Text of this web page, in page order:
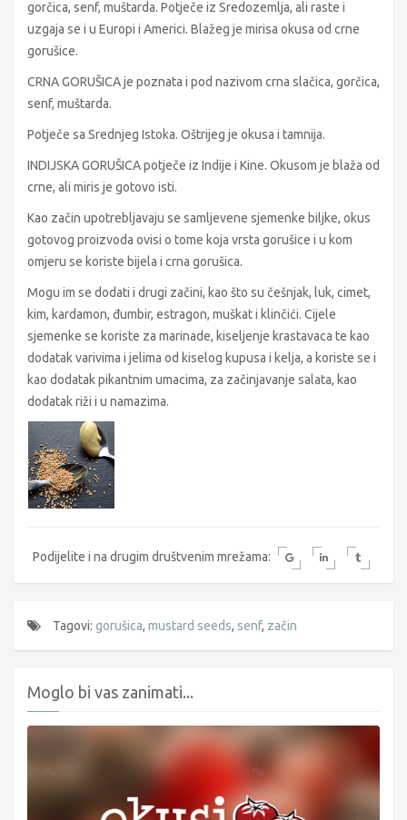
gorčica, senf, muštarda. Potječe iz Sredozemlja, ali raste i
uzgaja se i u Europi i Americi. Blažeg je mirisa okusa od crne
gorušice.
CRNA GORUŠICA je poznata i pod nazivom crna slačica, gorčica,
senf, muštarda.
Potječe sa Srednjeg Istoka. Oštrijeg je okusa i tamnija.
INDIJSKA GORUŠICA potječe iz Indije i Kine. Okusom je blaža od
crne, ali miris je gotovo isti.
Kao začin upotrebljavaju se samljevene sjemenke biljke, okus
gotovog proizvoda ovisi o tome koja vrsta gorušice i u kom
omjeru se koriste bijela i crna gorušica.
Mogu im se dodati i drugi začini, kao što su češnjak, luk, cimet,
kim, kardamon, đumbir, estragon, muškat i klinčići. Cijele
sjemenke se koriste za marinade, kiseljenje krastavaca te kao
dodatak varivima i jelima od kiselog kupusa i kelja, a koriste se i
kao dodatak pikantnim umacima, za začinjavanje salata, kao
dodatak riži i u namazima.
Podijelite i na drugim društvenim mrežama:
Tagovi: gorušica, mustard seeds, senf, začin
Moglo bi vas zanimati...